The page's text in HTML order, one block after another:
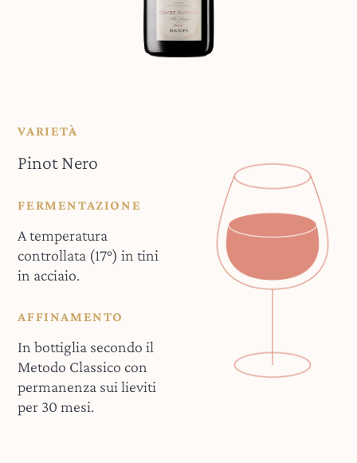
VARIETÀ
Pinot Nero
FERMENTAZIONE
A temperatura
controllata (17°) in tini
in acciaio.
AFFINAMENTO
In bottiglia secondo il
Metodo Classico con
permanenza sui lieviti
per 30 mesi.